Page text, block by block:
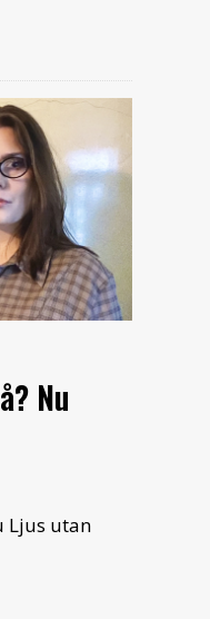
Nu
Ljus utan